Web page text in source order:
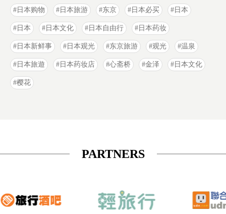
日本购物 日本旅游 东京 日本必买 日本
日本 日本文化 日本自由行 日本药妆
日本新鲜事 日本观光 东京旅游 观光 温泉
日本旅遊 日本药妆店 心斋桥 金泽 日本文化
樱花
PARTNERS